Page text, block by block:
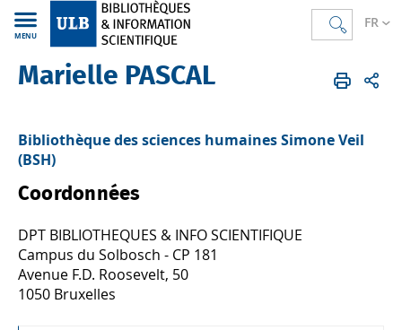
FR
MENU
Bibliothèques FR Annuaire
Marielle PASCAL
Bibliothèque des sciences humaines Simone Veil
(BSH)
Coordonnées
DPT BIBLIOTHEQUES & INFO SCIENTIFIQUE
Campus du Solbosch - CP 181
Avenue F.D. Roosevelt, 50
1050 Bruxelles